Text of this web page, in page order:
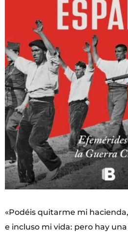
«Podéis quitarme mi
e incluso mi vida: pero hay